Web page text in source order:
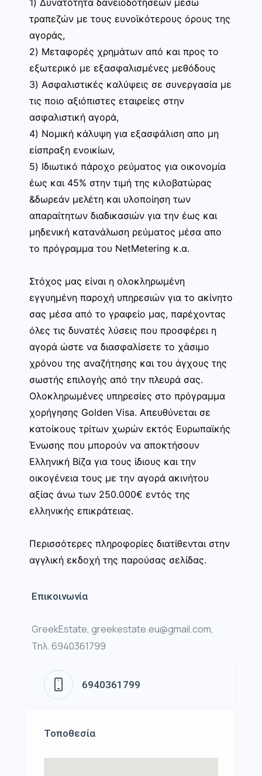
τραπεζών με τους ευνοϊκότερους όρους της
αγοράς,
2) Μεταφορές χρημάτων από και προς το
εξωτερικό με εξασφαλισμένες μεθόδους
3) Ασφαλιστικές καλύψεις σε συνεργασία με
τις ποιο αξιόπιστες εταιρείες στην
ασφαλιστική αγορά,
4) Νομική κάλυψη για εξασφάλιση απο μη
είσπραξη ενοικίων,
5) Ιδιωτικό πάροχο ρεύματος για οικονομία
έως και 45% στην τιμή της κιλοβατώρας
&δωρεάν μελέτη και υλοποίηση των
απαραίτητων διαδικασιών για την έως και
μηδενική κατανάλωση ρεύματος μέσα απο
το πρόγραμμα του NetMetering κ.α.
Στόχος μας είναι η ολοκληρωμένη
εγγυημένη παροχή υπηρεσιών για το ακίνητο
σας μέσα από το γραφείο μας, παρέχοντας
όλες τις δυνατές λύσεις που προσφέρει η
αγορά ώστε να διασφαλίσετε το χάσιμο
χρόνου της αναζήτησης και του άγχους της
σωστής επιλογής από την πλευρά σας.
Ολοκληρωμένες υπηρεσίες στο πρόγραμμα
χορήγησης Golden Visa. Απευθύνεται σε
κατοίκους τρίτων χωρών εκτός Ευρωπαϊκής
Ένωσης που μπορούν να αποκτήσουν
Ελληνική Βίζα για τους ίδιους και την
οικογένεια τους με την αγορά ακινήτου
αξίας άνω των 250.000€ εντός της
ελληνικής επικράτειας.
Περισσότερες πληροφορίες διατίθενται στην
αγγλική εκδοχή της παρούσας σελίδας.
Επικοινωνία
GreekEstate, greekestate.eu@gmail.com,
Τηλ. 6940361799
6940361799
Τοποθεσία